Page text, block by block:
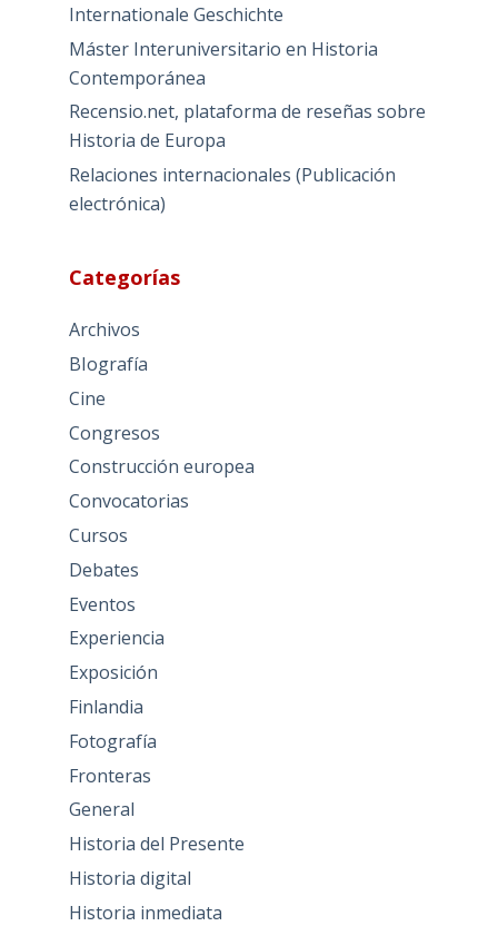
Internationale Geschichte
Máster Interuniversitario en Historia
Contemporánea
Recensio.net, plataforma de reseñas sobre
Historia de Europa
Relaciones internacionales (Publicación
electrónica)
Categorías
Archivos
BIografía
Cine
Congresos
Construcción europea
Convocatorias
Cursos
Debates
Eventos
Experiencia
Exposición
Finlandia
Fotografía
Fronteras
General
Historia del Presente
Historia digital
Historia inmediata